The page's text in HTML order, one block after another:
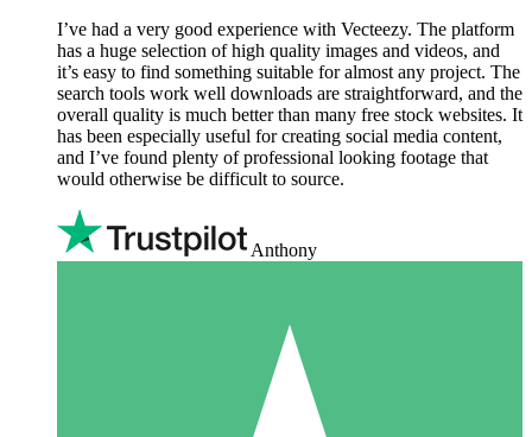
I’ve had a very good experience with Vecteezy. The platform
has a huge selection of high quality images and videos, and
it’s easy to find something suitable for almost any project. The
search tools work well downloads are straightforward, and the
overall quality is much better than many free stock websites. It
has been especially useful for creating social media content,
and I’ve found plenty of professional looking footage that
would otherwise be difficult to source.
Anthony